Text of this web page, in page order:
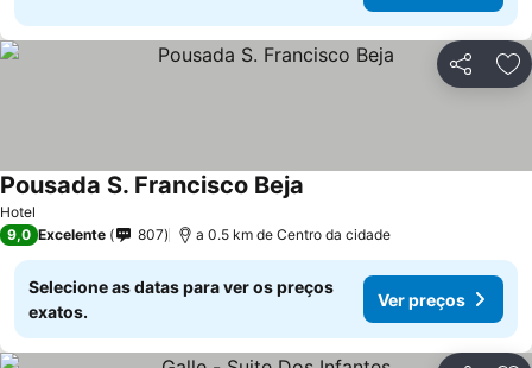
Partilhar
Hotel
Pousada S. Francisco Beja
9,0 Excelente 807 a 0.5 km de Centro da cidade
Selecione as datas para ver os preços
exatos.
Ver preços